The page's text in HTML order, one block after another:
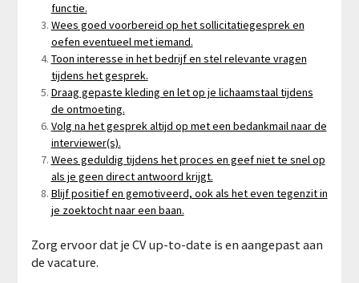
functie.
Wees goed voorbereid op het sollicitatiegesprek en
oefen eventueel met iemand.
Toon interesse in het bedrijf en stel relevante vragen
tijdens het gesprek.
Draag gepaste kleding en let op je lichaamstaal tijdens
de ontmoeting.
Volg na het gesprek altijd op met een bedankmail naar de
interviewer(s).
Wees geduldig tijdens het proces en geef niet te snel op
als je geen direct antwoord krijgt.
Blijf positief en gemotiveerd, ook als het even tegenzit in
je zoektocht naar een baan.
Zorg ervoor dat je CV up-to-date is en aangepast aan
de vacature.